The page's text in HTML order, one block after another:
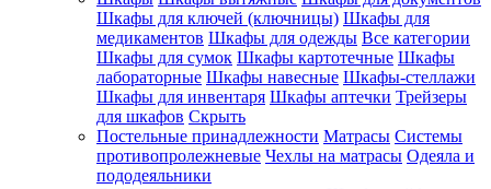
Шкафы для ключей (ключницы) Шкафы для
медикаментов Шкафы для одежды Все категории
Шкафы для сумок Шкафы картотечные Шкафы
лабораторные Шкафы навесные Шкафы-стеллажи
Шкафы для инвентаря Шкафы аптечки Трейзеры
для шкафов Скрыть
Постельные принадлежности Матрасы Системы
противопролежневые Чехлы на матрасы Одеяла и
пододеяльники